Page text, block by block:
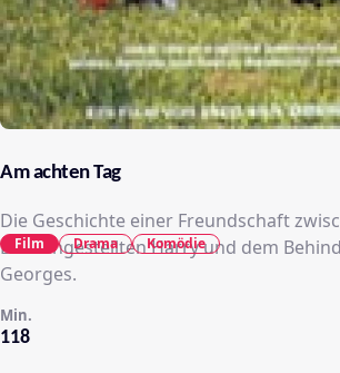
Am achten Tag
Die Geschichte einer Freundschaft
Bankangestellten Harry und dem
Georges.
118
Min.
Film Drama Komödie